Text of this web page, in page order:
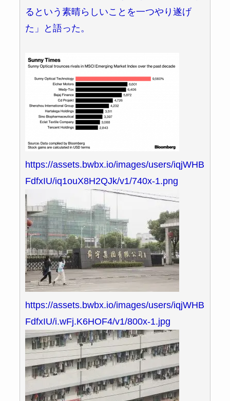
るという素晴らしいことを一つやり遂げ
た」と語った。
https://assets.bwbx.io/images/users/iqjWHB
FdfxIU/iq1ouX8H2QJk/v1/740x-1.png
https://assets.bwbx.io/images/users/iqjWHB
FdfxIU/i.wFj.K6HOF4/v1/800x-1.jpg